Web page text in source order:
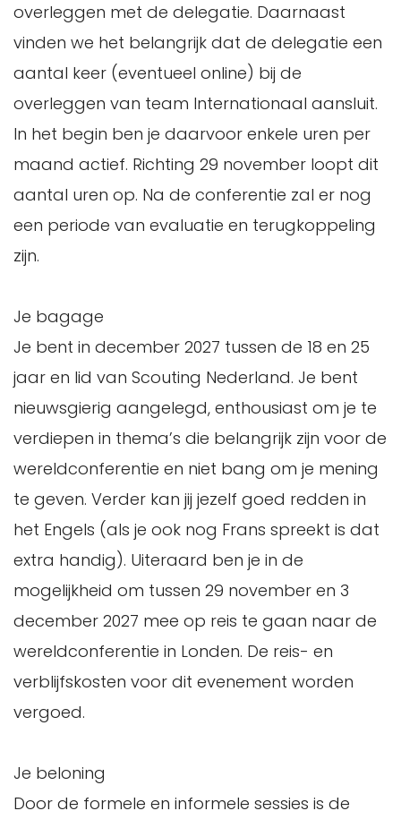
overleggen met de delegatie. Daarnaast
vinden we het belangrijk dat de delegatie een
aantal keer (eventueel online) bij de
overleggen van team Internationaal aansluit.
In het begin ben je daarvoor enkele uren per
maand actief. Richting 29 november loopt dit
aantal uren op. Na de conferentie zal er nog
een periode van evaluatie en terugkoppeling
zijn.
Je bagage
Je bent in december 2027 tussen de 18 en 25
jaar en lid van Scouting Nederland. Je bent
nieuwsgierig aangelegd, enthousiast om je te
verdiepen in thema’s die belangrijk zijn voor de
wereldconferentie en niet bang om je mening
te geven. Verder kan jij jezelf goed redden in
het Engels (als je ook nog Frans spreekt is dat
extra handig). Uiteraard ben je in de
mogelijkheid om tussen 29 november en 3
december 2027 mee op reis te gaan naar de
wereldconferentie in Londen. De reis- en
verblijfskosten voor dit evenement worden
vergoed.
Je beloning
Door de formele en informele sessies is de